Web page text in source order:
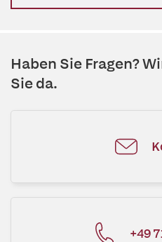
Haben Sie Fragen?
Sie da.
+49